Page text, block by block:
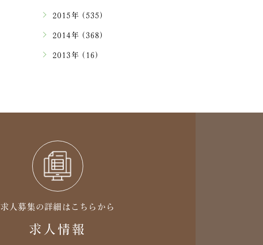
2015年 (535)
2014年 (368)
2013年 (16)
求人募集の詳細はこちらから
求人情報